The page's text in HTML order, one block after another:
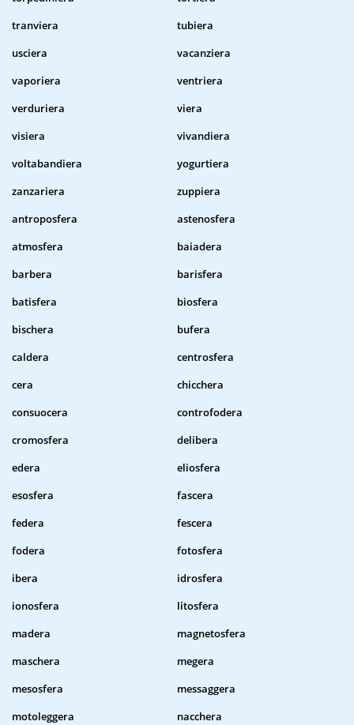
tranviera
tubiera
usciera
vacanziera
vaporiera
ventriera
verduriera
viera
visiera
vivandiera
voltabandiera
yogurtiera
zanzariera
zuppiera
antroposfera
astenosfera
atmosfera
baiadera
barbera
barisfera
batisfera
biosfera
bischera
bufera
caldera
centrosfera
cera
chicchera
consuocera
controfodera
cromosfera
delibera
edera
eliosfera
esosfera
fascera
federa
fescera
fodera
fotosfera
ibera
idrosfera
ionosfera
litosfera
madera
magnetosfera
maschera
megera
mesosfera
messaggera
motoleggera
nacchera